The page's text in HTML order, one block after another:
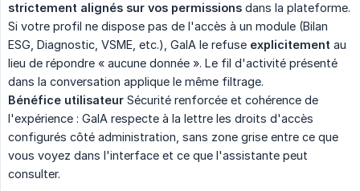
strictement alignés sur vos permissions dans la plateforme.
Si votre profil ne dispose pas de l'accès à un module (Bilan
ESG, Diagnostic, VSME, etc.), GaIA le refuse explicitement au
lieu de répondre « aucune donnée ». Le fil d'activité présenté
dans la conversation applique le même filtrage.
Bénéfice utilisateur Sécurité renforcée et cohérence de
l'expérience : GaIA respecte à la lettre les droits d'accès
configurés côté administration, sans zone grise entre ce que
vous voyez dans l'interface et ce que l'assistante peut
consulter.